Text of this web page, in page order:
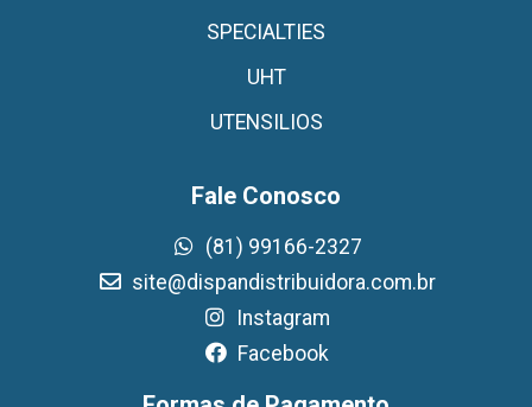
SPECIALTIES
UHT
UTENSILIOS
Fale Conosco
(81) 99166-2327
site@dispandistribuidora.com.br
Instagram
Facebook